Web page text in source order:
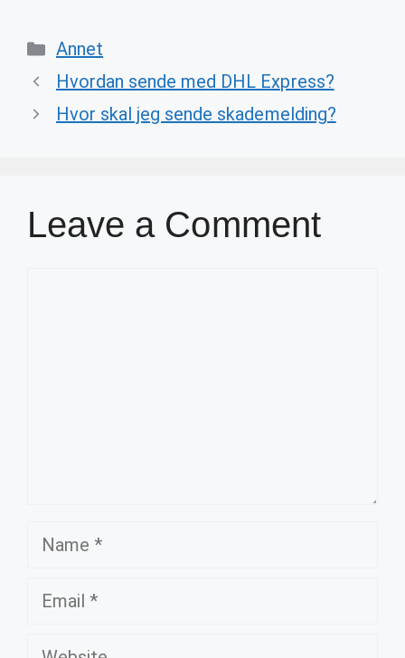
Categories
Annet
Hvordan sende med DHL Express?
Hvor skal jeg sende skademelding?
Leave a Comment
Name
Email
Website